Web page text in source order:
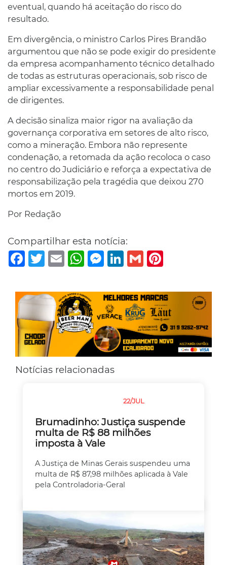
eventual, quando há aceitação do risco do
resultado.
Em divergência, o ministro Carlos Pires Brandão
argumentou que não se pode exigir do presidente
da empresa acompanhamento técnico detalhado
de todas as estruturas operacionais, sob risco de
ampliar excessivamente a responsabilidade penal
de dirigentes.
A decisão sinaliza maior rigor na avaliação da
governança corporativa em setores de alto risco,
como a mineração. Embora não represente
condenação, a retomada da ação recoloca o caso
no centro do Judiciário e reforça a expectativa de
responsabilização pela tragédia que deixou 270
mortos em 2019.
Por Redação
Compartilhar esta notícia:
Facebook
TwitterEmail WhatsAppMessenger
LinkedIn
Gmail
Notícias relacionadas
22/JUL
Brumadinho: Justiça suspende
multa de R$ 88 milhões
imposta à Vale
A Justiça de Minas Gerais suspendeu uma
multa de R$ 87,98 milhões aplicada à Vale
pela Controladoria-Geral